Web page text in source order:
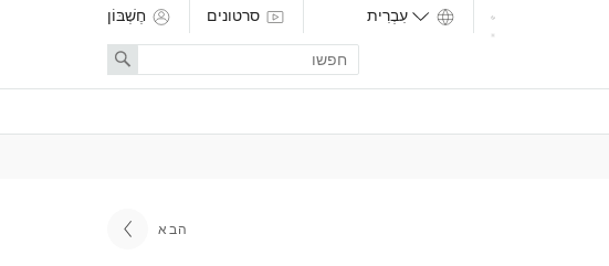
סרטונים חֶשְׁבּוֹן
Enter
search
term
Search
הבא